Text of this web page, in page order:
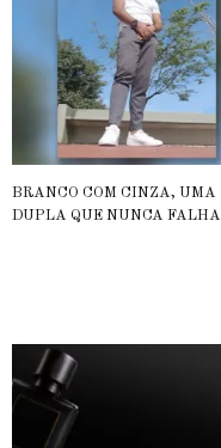
BRANCO COM CINZA, UMA
DUPLA QUE NUNCA FALHA